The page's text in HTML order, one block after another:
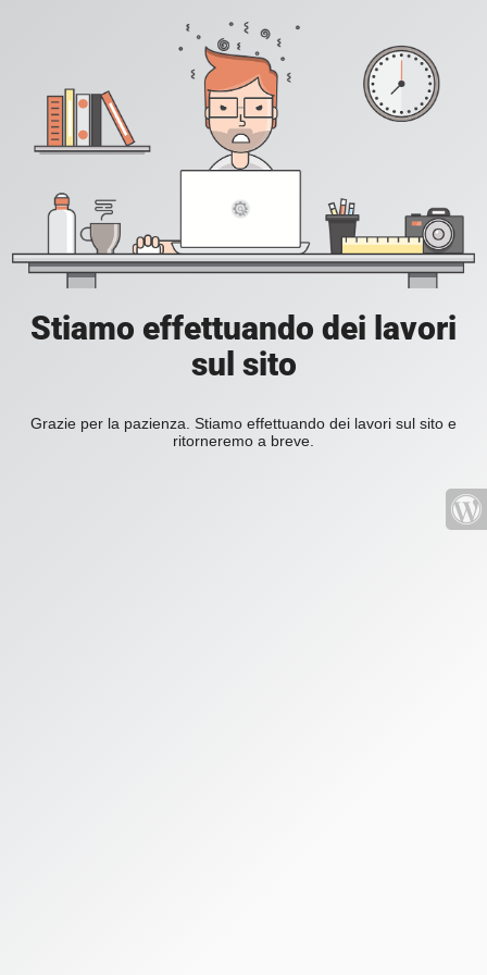
Stiamo effettuando dei lavori
sul sito
Grazie per la pazienza. Stiamo effettuando dei lavori sul sito e
ritorneremo a breve.